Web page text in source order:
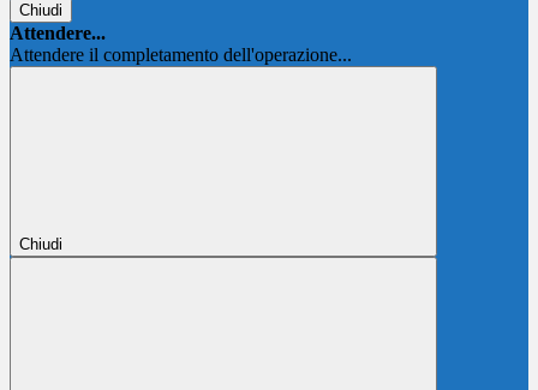
Chiudi
Attendere...
Attendere il completamento dell'operazione...
Chiudi